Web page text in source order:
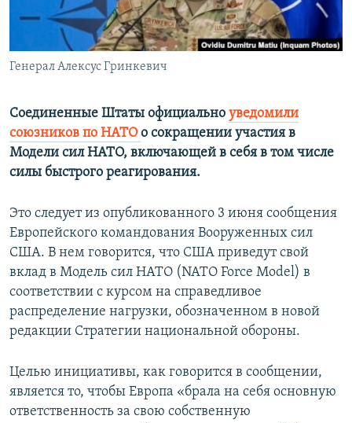
ПОБЕДИТЕЛЕЙ НЕ СУДЯТ?
КРЫМ.НЕПОКОРЕННЫЙ
ELIFBE
ПРИСОЕДИНЯЙТЕСЬ!
Все сайты RFE/RL
Генерал Алексус Гринкевич
Соединенные Штаты официально уведомили
союзников по НАТО о сокращении участия в
Модели сил НАТО, включающей в себя в том числе
силы быстрого реагирования.
Это следует из опубликованного 3 июня сообщения
Европейского командования Вооруженных сил
США. В нем говорится, что США приведут свой
вклад в Модель сил НАТО (NATO Force Model) в
соответствии с курсом на справедливое
распределение нагрузки, обозначенном в новой
редакции Стратегии национальной обороны.
Целью инициативы, как говорится в сообщении,
является то, чтобы Европа «брала на себя основную
ответственность за свою собственную